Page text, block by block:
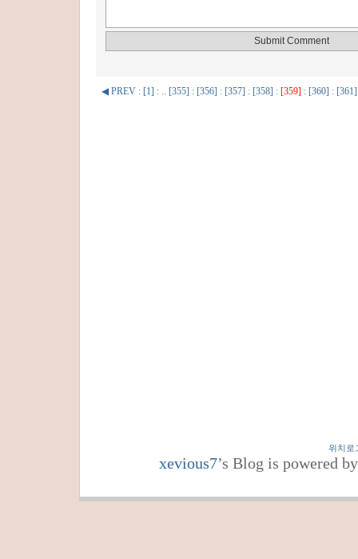
◀ PREV : [1] : .. [355] : [356] : [357] : [358] : [359] : [360] : [361]
위치로
xevious7’s Blog is powered